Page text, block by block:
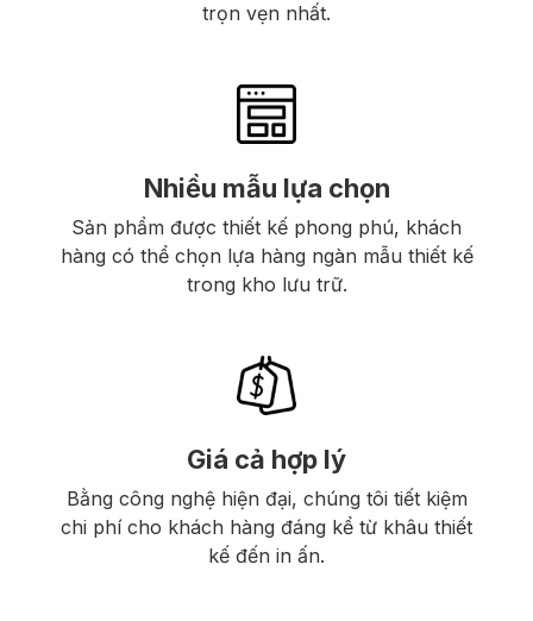
trọn vẹn nhất.
Nhiều mẫu lựa chọn
Sản phẩm được thiết kế phong phú, khách
hàng có thể chọn lựa hàng ngàn mẫu thiết kế
trong kho lưu trữ.
Giá cả hợp lý
Bằng công nghệ hiện đại, chúng tôi tiết kiệm
chi phí cho khách hàng đáng kể từ khâu thiết
kế đến in ấn.